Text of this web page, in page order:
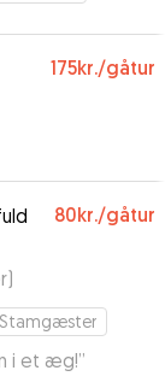
175kr./gåtur
80kr./gåtur
)
Stamgæster
i et æg!”